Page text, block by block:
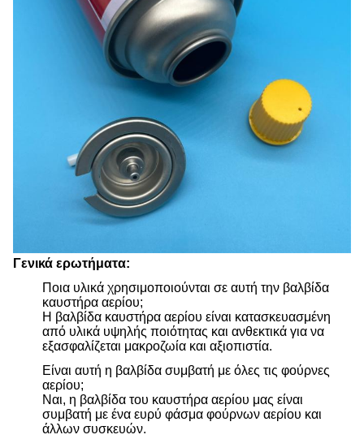
Γενικά ερωτήματα:
Ποια υλικά χρησιμοποιούνται σε αυτή την βαλβίδα
καυστήρα αερίου;
Η βαλβίδα καυστήρα αερίου είναι κατασκευασμένη
από υλικά υψηλής ποιότητας και ανθεκτικά για να
εξασφαλίζεται μακροζωία και αξιοπιστία.
Είναι αυτή η βαλβίδα συμβατή με όλες τις φούρνες
αερίου;
Ναι, η βαλβίδα του καυστήρα αερίου μας είναι
συμβατή με ένα ευρύ φάσμα φούρνων αερίου και
άλλων συσκευών.